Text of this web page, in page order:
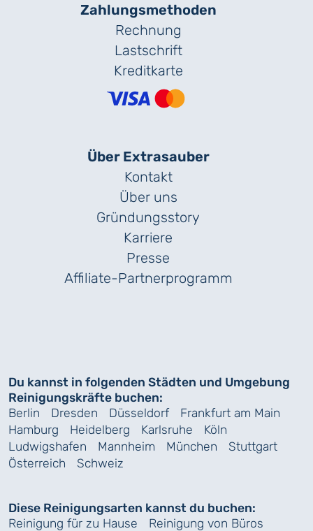
Zahlungs­methoden
Rechnung
Lastschrift
Kreditkarte
Über Extrasauber
Kontakt
Über uns
Gründungs­story
Karriere
Presse
Affiliate-Partnerprogramm
Du kannst in folgenden Städten und Umgebung
Reinigungskräfte buchen:
Berlin
Dresden Düsseldorf
Frankfurt am Main
Hamburg
Heidelberg Karlsruhe
Köln
Ludwigshafen
Mannheim München
Stuttgart
Österreich
Schweiz
Diese Reinigungsarten kannst du buchen:
Reinigung für zu Hause
Reinigung von Büros